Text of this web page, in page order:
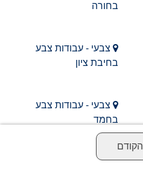
בחורה
צבעי - עבודות צבע
בחיבת ציון
צבעי - עבודות צבע
בחמד
צבעי - עבודות צבע
הקודם